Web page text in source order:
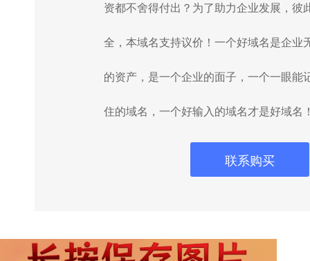
资都不舍得付出？为了助力企业发展，彼
全，本域名支持议价！一个好域名是企业
的资产，是一个企业的面子，一个一眼能
住的域名，一个好输入的域名才是好域名
联系购买